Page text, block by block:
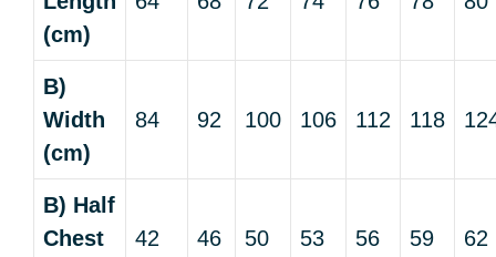
(cm)
B)
Width
(cm)
84 92 100 106 112 118
B) Half
Chest
42 46 50 53 56 59 62